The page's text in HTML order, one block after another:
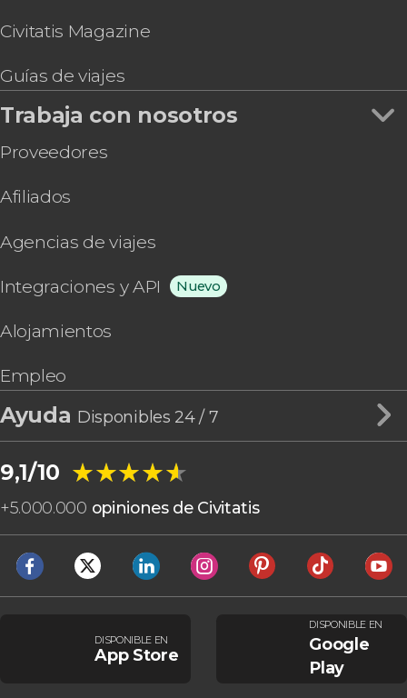
Civitatis Magazine
Guías de viajes
Trabaja con nosotros
Proveedores
Afiliados
Agencias de viajes
Integraciones y API Nuevo
Alojamientos
Empleo
Ayuda Disponibles 24 / 7
9,1/10 ★★★★★
★★★★★
+5.000.000 opiniones de Civitatis
DISPONIBLE EN
App Store
DISPONIBLE EN
Google
Play